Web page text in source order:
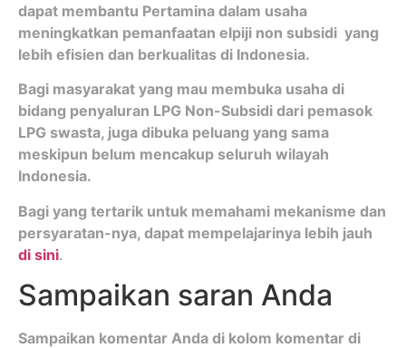
dapat membantu Pertamina dalam usaha
meningkatkan pemanfaatan elpiji non subsidi yang
lebih efisien dan berkualitas di Indonesia.
Bagi masyarakat yang mau membuka usaha di
bidang penyaluran LPG Non-Subsidi dari pemasok
LPG swasta, juga dibuka peluang yang sama
meskipun belum mencakup seluruh wilayah
Indonesia.
Bagi yang tertarik untuk memahami mekanisme dan
persyaratan-nya, dapat mempelajarinya lebih jauh
di sini.
Sampaikan saran Anda
Sampaikan komentar Anda di kolom komentar di